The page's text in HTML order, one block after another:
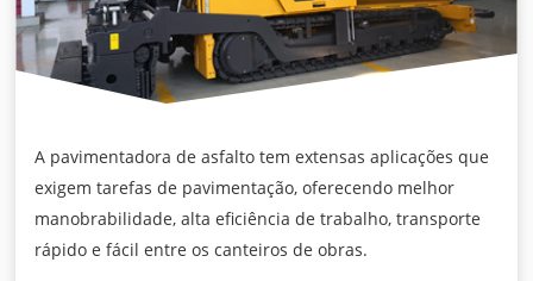
A pavimentadora de asfalto tem extensas aplicações que
exigem tarefas de pavimentação, oferecendo melhor
manobrabilidade, alta eficiência de trabalho, transporte
rápido e fácil entre os canteiros de obras.